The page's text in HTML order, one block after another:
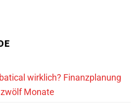
wirklich? Finanzplanung
Monate